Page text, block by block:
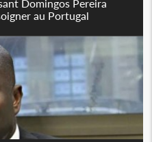
Domingos Pereira
au Portugal